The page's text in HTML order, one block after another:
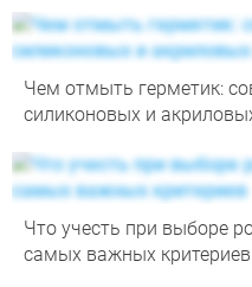
Чем отмыть герметик:
силиконовых и
Что учесть при выборе
самых важных критериев